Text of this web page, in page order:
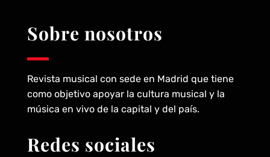
Sobre nosotros
Revista musical con sede en Madrid que tiene
como objetivo apoyar la cultura musical y la
música en vivo de la capital y del país.
Redes sociales